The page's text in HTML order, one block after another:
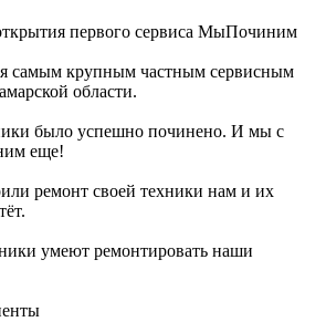
первого сервиса МыПочиним
самым крупным частным сервисным
области.
было успешно починено. И мы с
еще!
ремонт своей техники нам и их
умеют ремонтировать наши